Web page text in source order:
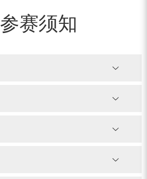
参赛须知